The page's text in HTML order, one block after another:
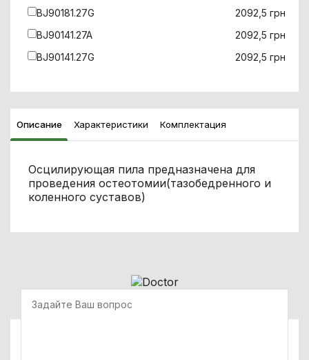
BJ90181.27G
2092,5 грн
BJ90141.27A
2092,5 грн
BJ90141.27G
2092,5 грн
Описание Характеристики Комплектация
Осцилирующая пила предназначена для
проведения остеотомии(тазобедренного и
коленного суставов)